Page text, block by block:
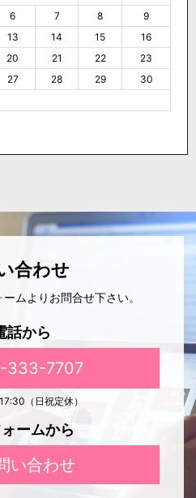
6 7 8
9
13 14 15
16
20 21 22
23
27 28 29
30
合わせ
ムよりお問合せ下さい。
話から
333-7707
（日祝定休）
ームから
い合わせ